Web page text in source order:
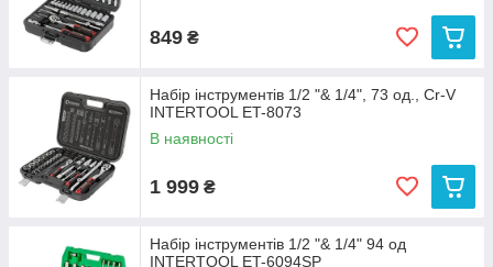
849 ₴
Набір інструментів 1/2 "& 1/4", 73 од., Cr-V
INTERTOOL ET-8073
В наявності
1 999 ₴
Набір інструментів 1/2 "& 1/4" 94 од
INTERTOOL ET-6094SP